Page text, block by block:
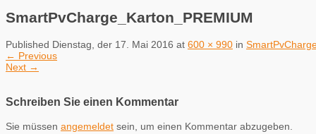
SmartPvCharge_Karton_PREMIUM
Published Dienstag, der 17. Mai 2016 at 600 × 990 in
← Previous
Next →
Schreiben Sie einen Kommentar
Sie müssen angemeldet sein, um einen Kommentar abzugeben.